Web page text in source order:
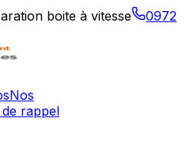
boite à vitesse
0972
Nos
rappel